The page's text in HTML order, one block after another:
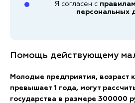
Я согласен с
персональных
Помощь действующему
Молодые предприятия, возраст
превышает 1 года, могут
государства в размере 300000